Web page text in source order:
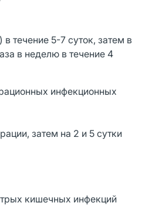
течение 5-7 суток, затем в
в неделю в течение 4
инфекционных
затем на 2 и 5 сутки
кишечных инфекций